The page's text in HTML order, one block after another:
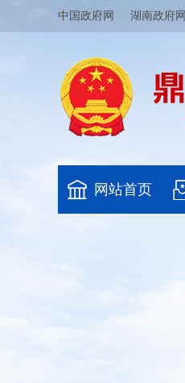
中国政府网 湖南政府网
网站首页